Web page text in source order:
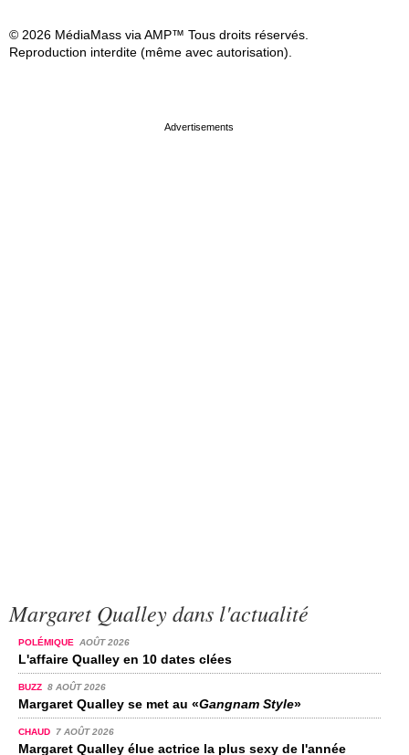
© 2026 MédiaMass via AMP™ Tous droits réservés.
Reproduction interdite (même avec autorisation).
Margaret Qualley dans l'actualité
POLÉMIQUE AOÛT 2026
L'affaire Qualley en 10 dates clées
BUZZ 8 AOÛT 2026
Margaret Qualley se met au «Gangnam Style»
CHAUD 7 AOÛT 2026
Margaret Qualley élue actrice la plus sexy de l'année